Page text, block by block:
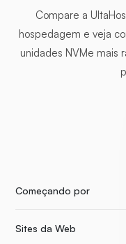
Compare a
hospedagem e veja
unidades NVMe mais
Começando por
Sites da Web